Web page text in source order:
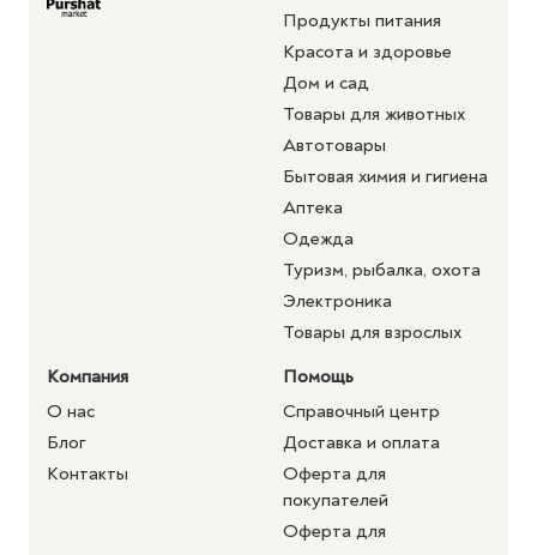
Продукты питания
Красота и здоровье
Дом и сад
Товары для животных
Автотовары
Бытовая химия и гигиена
Аптека
Одежда
Туризм, рыбалка, охота
Электроника
Товары для взрослых
Компания
О нас
Блог
Контакты
Помощь
Справочный центр
Доставка и оплата
Оферта для
покупателей
Оферта для